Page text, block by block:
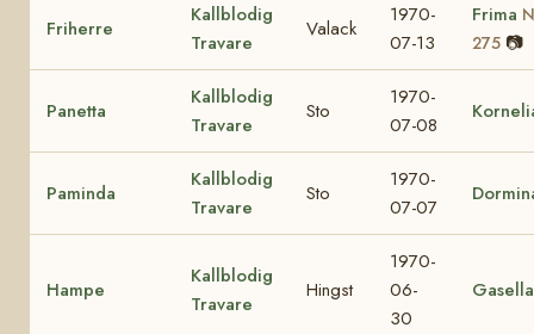
Friherre
Kallblodig
Travare
Valack
1970-
07-13
Frima
275 📷
Panetta
Kallblodig
Travare
Sto
1970-
07-08
Paminda
Kallblodig
Travare
Sto
1970-
07-07
Hampe
Kallblodig
Travare
Hingst
1970-
06-
30
Gasella